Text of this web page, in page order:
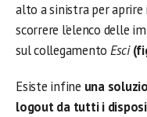
alto a sinistra per
scorrere l’elenco delle
sul collegamento Esci
Esiste infine una
logout da tutti i